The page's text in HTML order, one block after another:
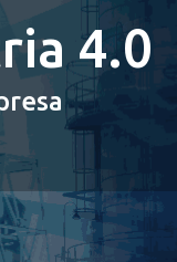
4.0